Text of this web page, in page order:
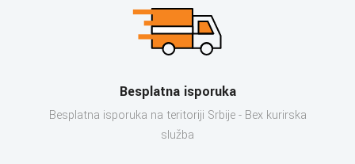
Besplatna isporuka
Besplatna isporuka na teritoriji Srbije - Bex kurirska
služba